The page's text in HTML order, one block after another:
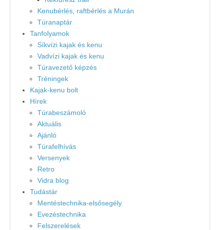
Kenubérlés, raftbérlés a Murán
Túranaptár
Tanfolyamok
Síkvízi kajak és kenu
Vadvízi kajak és kenu
Túravezető képzés
Tréningek
Kajak-kenu bolt
Hírek
Túrabeszámoló
Aktuális
Ajánló
Túrafelhívás
Versenyek
Retro
Vidra blog
Tudástár
Mentéstechnika-elsősegély
Evezéstechnika
Felszerelések